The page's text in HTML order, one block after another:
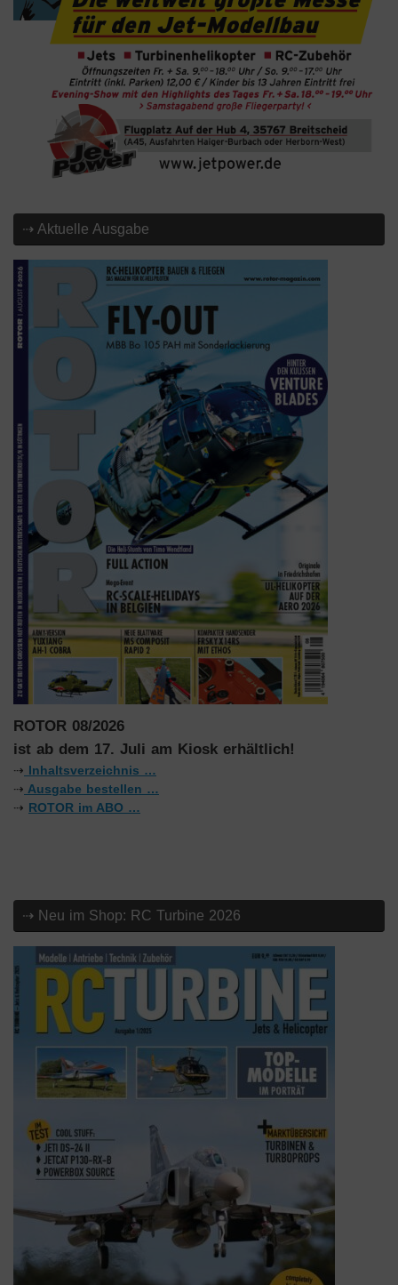
⇢ Aktuelle Ausgabe
ROTOR 08/2026
ist ab dem 17. Juli am Kiosk erhältlich!
⇢ Inhaltsverzeichnis …
⇢ Ausgabe bestellen …
⇢ ROTOR im ABO …
⇢ Neu im Shop: RC Turbine 2026